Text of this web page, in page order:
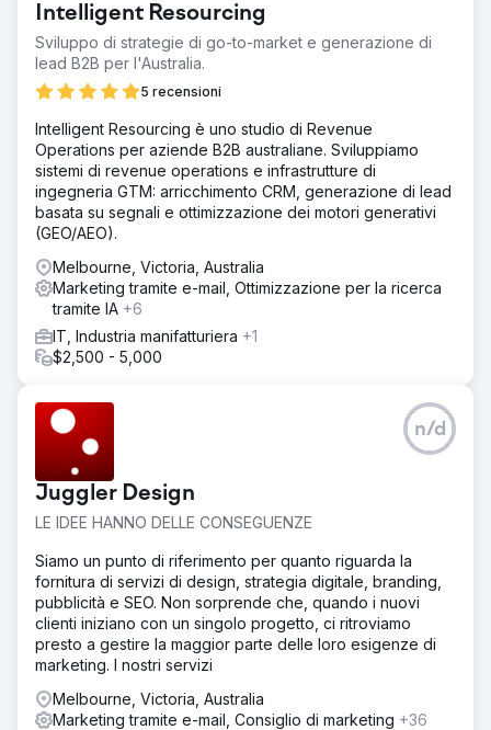
spese di marketing. Con oltre 900 dipendenti e un
elevato turnover, RFT aveva bisogno di un flusso
costante di autisti, ma si è trovata ad affrontare un
marketing inefficace, un targeting scadente e un funnel di
assunzione poco performante. Le bacheche di lavoro
tradizionali e le campagne su larga scala non fornivano
candidati di qualità, rendendo difficile scalare le
assunzioni controllando al contempo costi ed efficienza.
Soluzione
È stata lanciata una strategia di reclutamento digital-first,
passando dalle bacheche di lavoro tradizionali alle
campagne digitali basate sui dati. Annunci mirati, SEO e
retargeting hanno migliorato la portata, riducendo le
inefficienze. Una campagna in Nuova Zelanda ha sfruttato
nuovi talenti di conducenti, supportata da una landing
page personalizzata con vantaggi di ricollocazione. Tutti i
budget sono stati centralizzati, ottimizzati e monitorati per
riqualificato per sostenere miglioramenti delle assunzioni
a lungo termine.
Risultato
Il CPA è sceso da $ 261 a $ 23, con un risparmio di oltre $
400.000 all'anno. Le candidature mensili sono aumentate
di oltre 290, migliorando la coerenza delle assunzioni. La
qualità interessati a trasferirsi, espandendo il bacino di
talenti di RFT. L'allocazione del budget basata sui dati ha
migliorato l'efficienza, mentre la formazione interna del
team ha garantito il successo a lungo termine. Il processo
di reclutamento semplificato ha ridotto i costi di
assunzione, migliorato la qualità delle candidature e
posizionato RFT per una crescita sostenuta della forza
lavoro.
Intelligent Resourcing
Sviluppo di strategie di go-to-market e generazione di
lead B2B per l'Australia.
5 recensioni
Intelligent Resourcing è uno studio di Revenue
Operations per aziende B2B australiane. Sviluppiamo
sistemi di revenue operations e infrastrutture di
ingegneria GTM: arricchimento CRM, generazione di lead
basata su segnali e ottimizzazione dei motori generativi
(GEO/AEO).
Melbourne, Victoria, Australia
Marketing tramite e-mail, Ottimizzazione per la ricerca
tramite IA +6
IT, Industria manifatturiera +1
$2,500 - 5,000
Juggler Design
LE IDEE HANNO DELLE CONSEGUENZE
n/d
Siamo un punto di riferimento per quanto riguarda la
fornitura di servizi di design, strategia digitale, branding,
pubblicità e SEO. Non sorprende che, quando i nuovi
clienti iniziano con un singolo progetto, ci ritroviamo
presto a gestire la maggior parte delle loro esigenze di
marketing. I nostri servizi
Melbourne, Victoria, Australia
Marketing tramite e-mail, Consiglio di marketing +36